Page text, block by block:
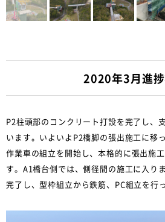
2020年3月進
P2柱頭部のコンクリート打設を完了し、
います。いよいよP2橋脚の張出施工に移
作業車の組立を開始し、本格的に張出施
す。A1橋台側では、側径間の施工に入り
完了し、型枠組立から鉄筋、PC組立を行